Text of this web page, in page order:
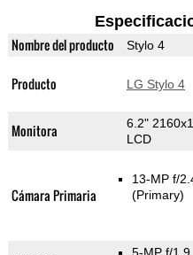
Nombre del producto Stylo 4
Producto LG Stylo 4
Monitora
6.2"
LCD
Cámara Primaria
13-MP f/
(Primary)